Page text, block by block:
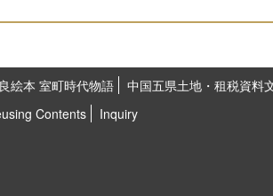
絵本 室町時代物語
中国五県土地・租税資料
Contents
Inquiry